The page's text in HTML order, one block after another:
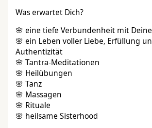
Was erwartet Dich?
🌸 eine tiefe Verbundenheit mit
🌸 ein Leben voller Liebe, Erfüllung
Authentizität
🌸 Tantra-Meditationen
🌸 Heilübungen
🌸 Tanz
🌸 Massagen
🌸 Rituale
🌸 heilsame Sisterhood